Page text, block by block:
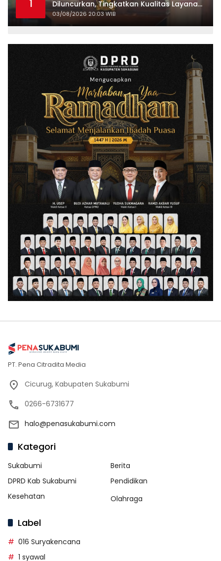
1
Diluncurkan, Tingkatkan Kualitas Layanan
Kepariwisataan
03/08/2026 20:03 WIB
PT. Pena Citradita Media
Cicurug, Kabupaten Sukabumi
0266-6731677
halo@penasukabumi.com
Kategori
Sukabumi
Berita
DPRD Kab Sukabumi
Pendidikan
Kesehatan
Olahraga
Label
016 Suryakencana
1 syawal